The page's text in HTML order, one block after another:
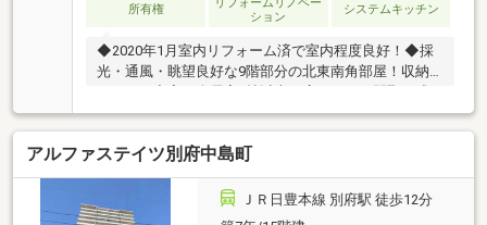
所有権
ション
システムキッチン
◆2020年1月室内リフォーム済で室内程度良好！◆採
光・通風・眺望良好な9階部分の北東南角部屋！収納
の3LDKタイプ！専有面積98.10㎡！南・北2面バルコニ
ー付！◆1日の疲れを癒せる各戸温泉・共同温泉付！
◆海を望む屋上大浴場や屋内プールなど、リゾート感
あふれる共用施設もご利用頂けます。ダイレックスま
で約３５０ｍ（徒歩約５分）をはじめ、生活利便施設
が徒歩圏内に揃った住環境。※敷地外駐車場の空き状
アルファステイツ別府中島町
ＪＲ日豊本線 別府駅 徒歩12分